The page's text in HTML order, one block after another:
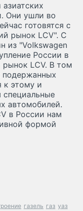
Они ушли во
готовятся с
рынок LCV". С
из "Volkswagen
России в
LCV. В том
подержанных
к этому и
специальные
автомобилей.
в России нам
формой
газель газ уаз